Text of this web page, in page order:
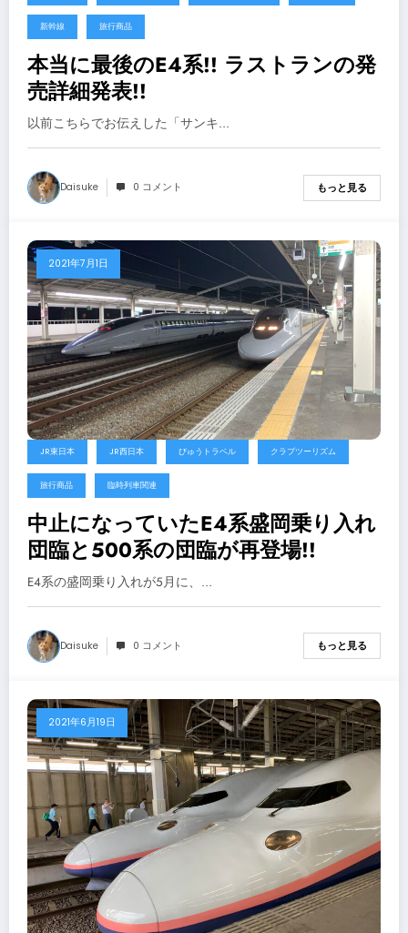
新幹線 旅行商品
本当に最後のE4系!! ラストランの発
売詳細発表!!
以前こちらでお伝えした「サンキ…
Daisuke 0 コメント もっと見る
2021年7月1日
JR東日本 JR西日本 びゅうトラベル クラブツーリズム
旅行商品 臨時列車関連
中止になっていたE4系盛岡乗り入れ
団臨と500系の団臨が再登場!!
E4系の盛岡乗り入れが5月に、…
Daisuke 0 コメント もっと見る
2021年6月19日